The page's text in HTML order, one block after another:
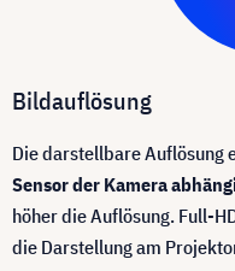
Bildauflösung
Die darstellbare Auflösung
Sensor der Kamera
höher die Auflösung. Full-
die Darstellung am